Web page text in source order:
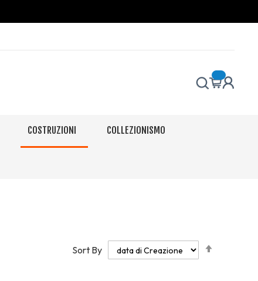
COSTRUZIONI COLLEZIONISMO
Sort By